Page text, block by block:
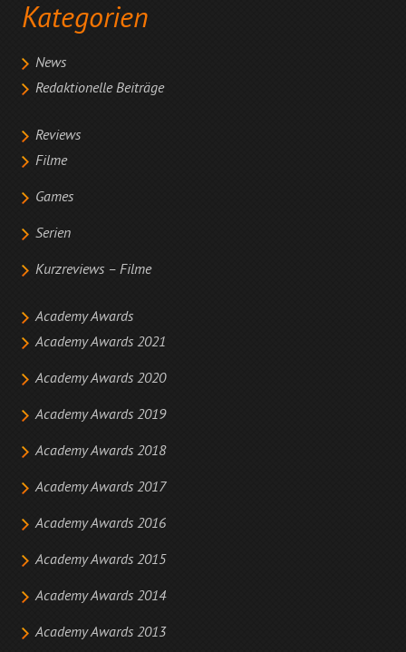
Kategorien
News
Redaktionelle Beiträge
Reviews
Filme
Games
Serien
Kurzreviews – Filme
Academy Awards
Academy Awards 2021
Academy Awards 2020
Academy Awards 2019
Academy Awards 2018
Academy Awards 2017
Academy Awards 2016
Academy Awards 2015
Academy Awards 2014
Academy Awards 2013